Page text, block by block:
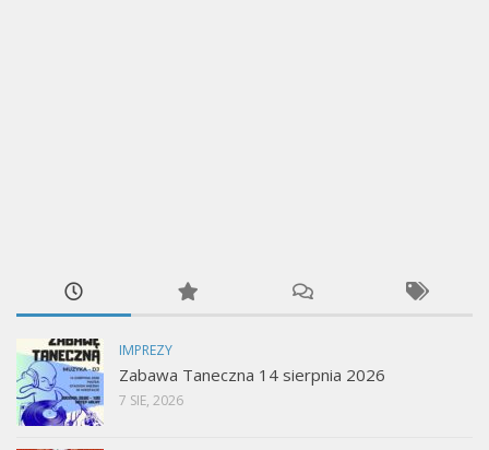
IMPREZY
Zabawa Taneczna 14 sierpnia 2026
7 SIE, 2026